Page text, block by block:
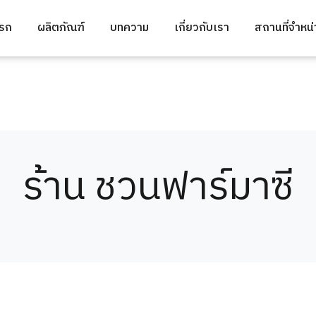
ก ผลิตภัณฑ์ บทความ เกี่ยวกับเรา สถานที่จำห
ร้าน ชวนฟาร์มาซี